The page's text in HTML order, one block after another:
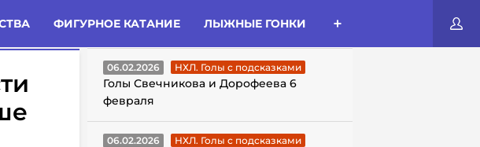
ФИГУРНОЕ КАТАНИЕ ЛЫЖНЫЕ ГОНКИ
ГОЛЫ С ПОДСКАЗКАМИ
06.02.2026 НХЛ. Голы с подсказками
Голы Свечникова и Дорофеева 6
февраля
06.02.2026 НХЛ. Голы с подсказками